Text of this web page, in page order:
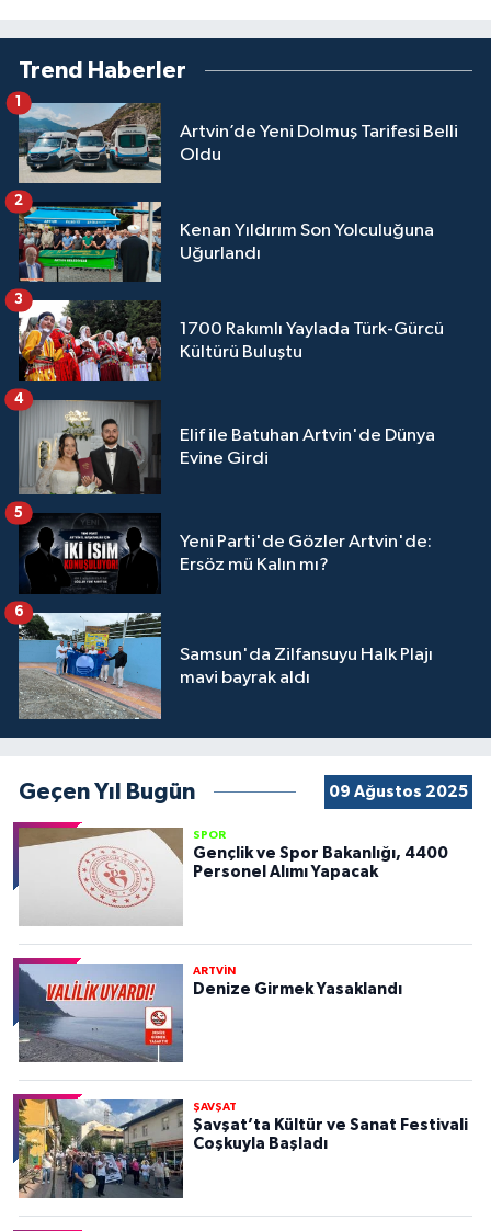
Trend Haberler
Artvin’de Yeni Dolmuş Tarifesi Belli
Oldu
Kenan Yıldırım Son Yolculuğuna
Uğurlandı
2
1700 Rakımlı Yaylada Türk-Gürcü
Kültürü Buluştu
3
Elif ile Batuhan Artvin'de Dünya
Evine Girdi
4
Yeni Parti'de Gözler Artvin'de:
Ersöz mü Kalın mı?
5
Samsun'da Zilfansuyu Halk Plajı
mavi bayrak aldı
6
Geçen Yıl Bugün 09 Ağustos 2025
SPOR
Gençlik ve Spor Bakanlığı, 4400
Personel Alımı Yapacak
ARTVİN
Denize Girmek Yasaklandı
ŞAVŞAT
Şavşat’ta Kültür ve Sanat Festivali
Coşkuyla Başladı